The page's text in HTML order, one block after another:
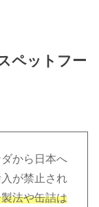
ペットフー
から日本へ
が禁止され
法や缶詰は